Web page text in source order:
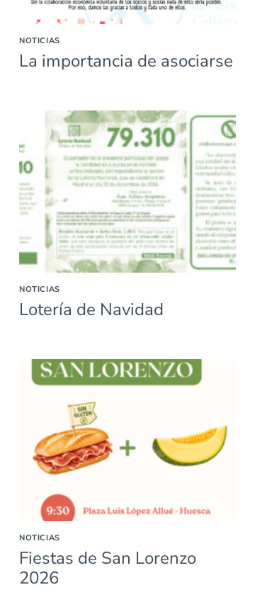
NOTICIAS
La importancia de asociarse
NOTICIAS
Lotería de Navidad
NOTICIAS
Fiestas de San Lorenzo
2026